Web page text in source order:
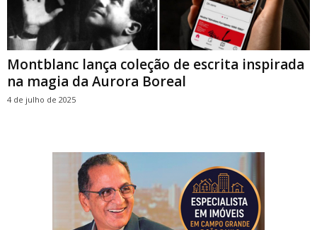
Montblanc lança coleção de escrita inspirada
na magia da Aurora Boreal
4 de julho de 2025